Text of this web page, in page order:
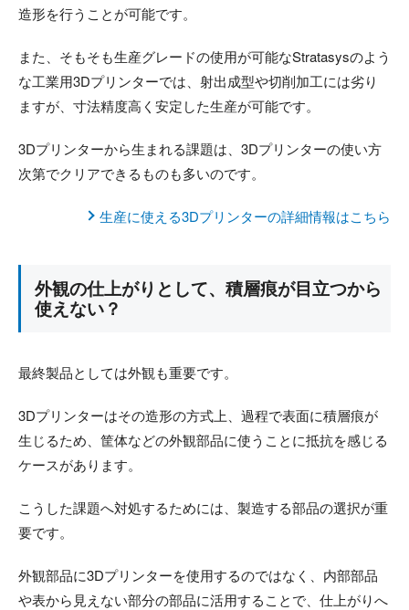
造形を行うことが可能です。
また、そもそも生産グレードの使用が可能なStratasysのよう
な工業用3Dプリンターでは、射出成型や切削加工には劣り
ますが、寸法精度高く安定した生産が可能です。
3Dプリンターから生まれる課題は、3Dプリンターの使い方
次第でクリアできるものも多いのです。
生産に使える3Dプリンターの詳細情報はこちら
外観の仕上がりとして、積層痕が目立つから
使えない？
最終製品としては外観も重要です。
3Dプリンターはその造形の方式上、過程で表面に積層痕が
生じるため、筐体などの外観部品に使うことに抵抗を感じる
ケースがあります。
こうした課題へ対処するためには、製造する部品の選択が重
要です。
外観部品に3Dプリンターを使用するのではなく、内部部品
や表から見えない部分の部品に活用することで、仕上がりへ